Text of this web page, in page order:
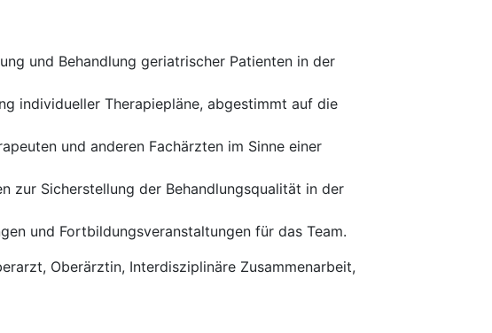
und Behandlung geriatrischer Patienten in der
individueller Therapiepläne, abgestimmt auf die
und anderen Fachärzten im Sinne einer
zur Sicherstellung der Behandlungsqualität in der
und Fortbildungsveranstaltungen für das Team.
Oberärztin, Interdisziplinäre Zusammenarbeit,